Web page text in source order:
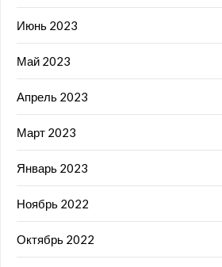
Июнь 2023
Май 2023
Апрель 2023
Март 2023
Январь 2023
Ноябрь 2022
Октябрь 2022